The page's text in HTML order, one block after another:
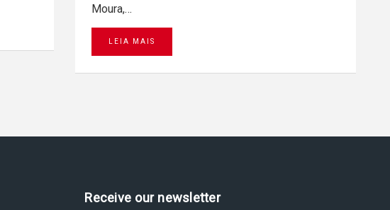
Moura,…
LEIA MAIS
Receive our newsletter